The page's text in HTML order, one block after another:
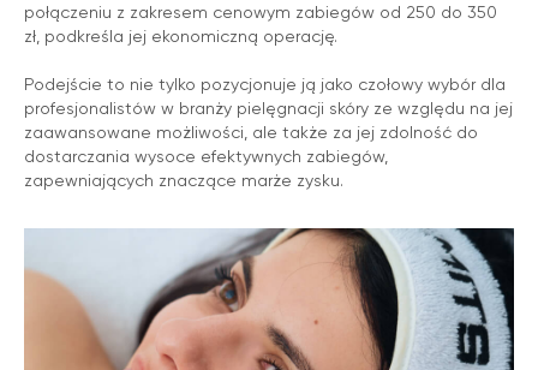
połączeniu z zakresem cenowym zabiegów od 250 do 350
zł, podkreśla jej ekonomiczną operację.
Podejście to nie tylko pozycjonuje ją jako czołowy wybór dla
profesjonalistów w branży pielęgnacji skóry ze względu na jej
zaawansowane możliwości, ale także za jej zdolność do
dostarczania wysoce efektywnych zabiegów,
zapewniających znaczące marże zysku.